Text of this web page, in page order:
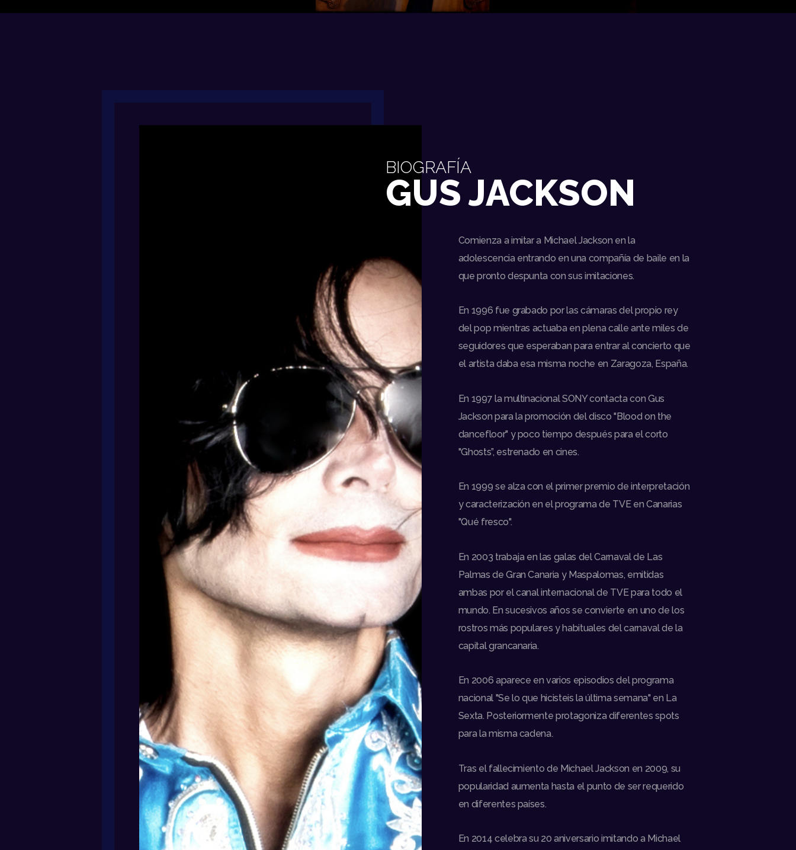
BIOGRAFÍA
GUS JACKSON
Comienza a imitar a Michael Jackson en la
adolescencia entrando en una compañía de baile en la
que pronto despunta con sus imitaciones.
En 1996 fue grabado por las cámaras del propio rey
del pop mientras actuaba en plena calle ante miles de
seguidores que esperaban para entrar al concierto que
el artista daba esa misma noche en Zaragoza, España.
En 1997 la multinacional SONY contacta con Gus
Jackson para la promoción del disco "Blood on the
dancefloor" y poco tiempo después para el corto
"Ghosts”, estrenado en cines.
En 1999 se alza con el primer premio de interpretación
y caracterización en el programa de TVE en Canarias
"Qué fresco".
En 2003 trabaja en las galas del Carnaval de Las
Palmas de Gran Canaria y Maspalomas, emitidas
ambas por el canal internacional de TVE para todo el
mundo. En sucesivos años se convierte en uno de los
rostros más populares y habituales del carnaval de la
capital grancanaria.
En 2006 aparece en varios episodios del programa
nacional "Se lo que hicisteis la última semana" en La
Sexta. Posteriormente protagoniza diferentes spots
para la misma cadena.
Tras el fallecimiento de Michael Jackson en 2009, su
popularidad aumenta hasta el punto de ser requerido
en diferentes países.
En 2014 celebra su 20 aniversario imitando a Michael